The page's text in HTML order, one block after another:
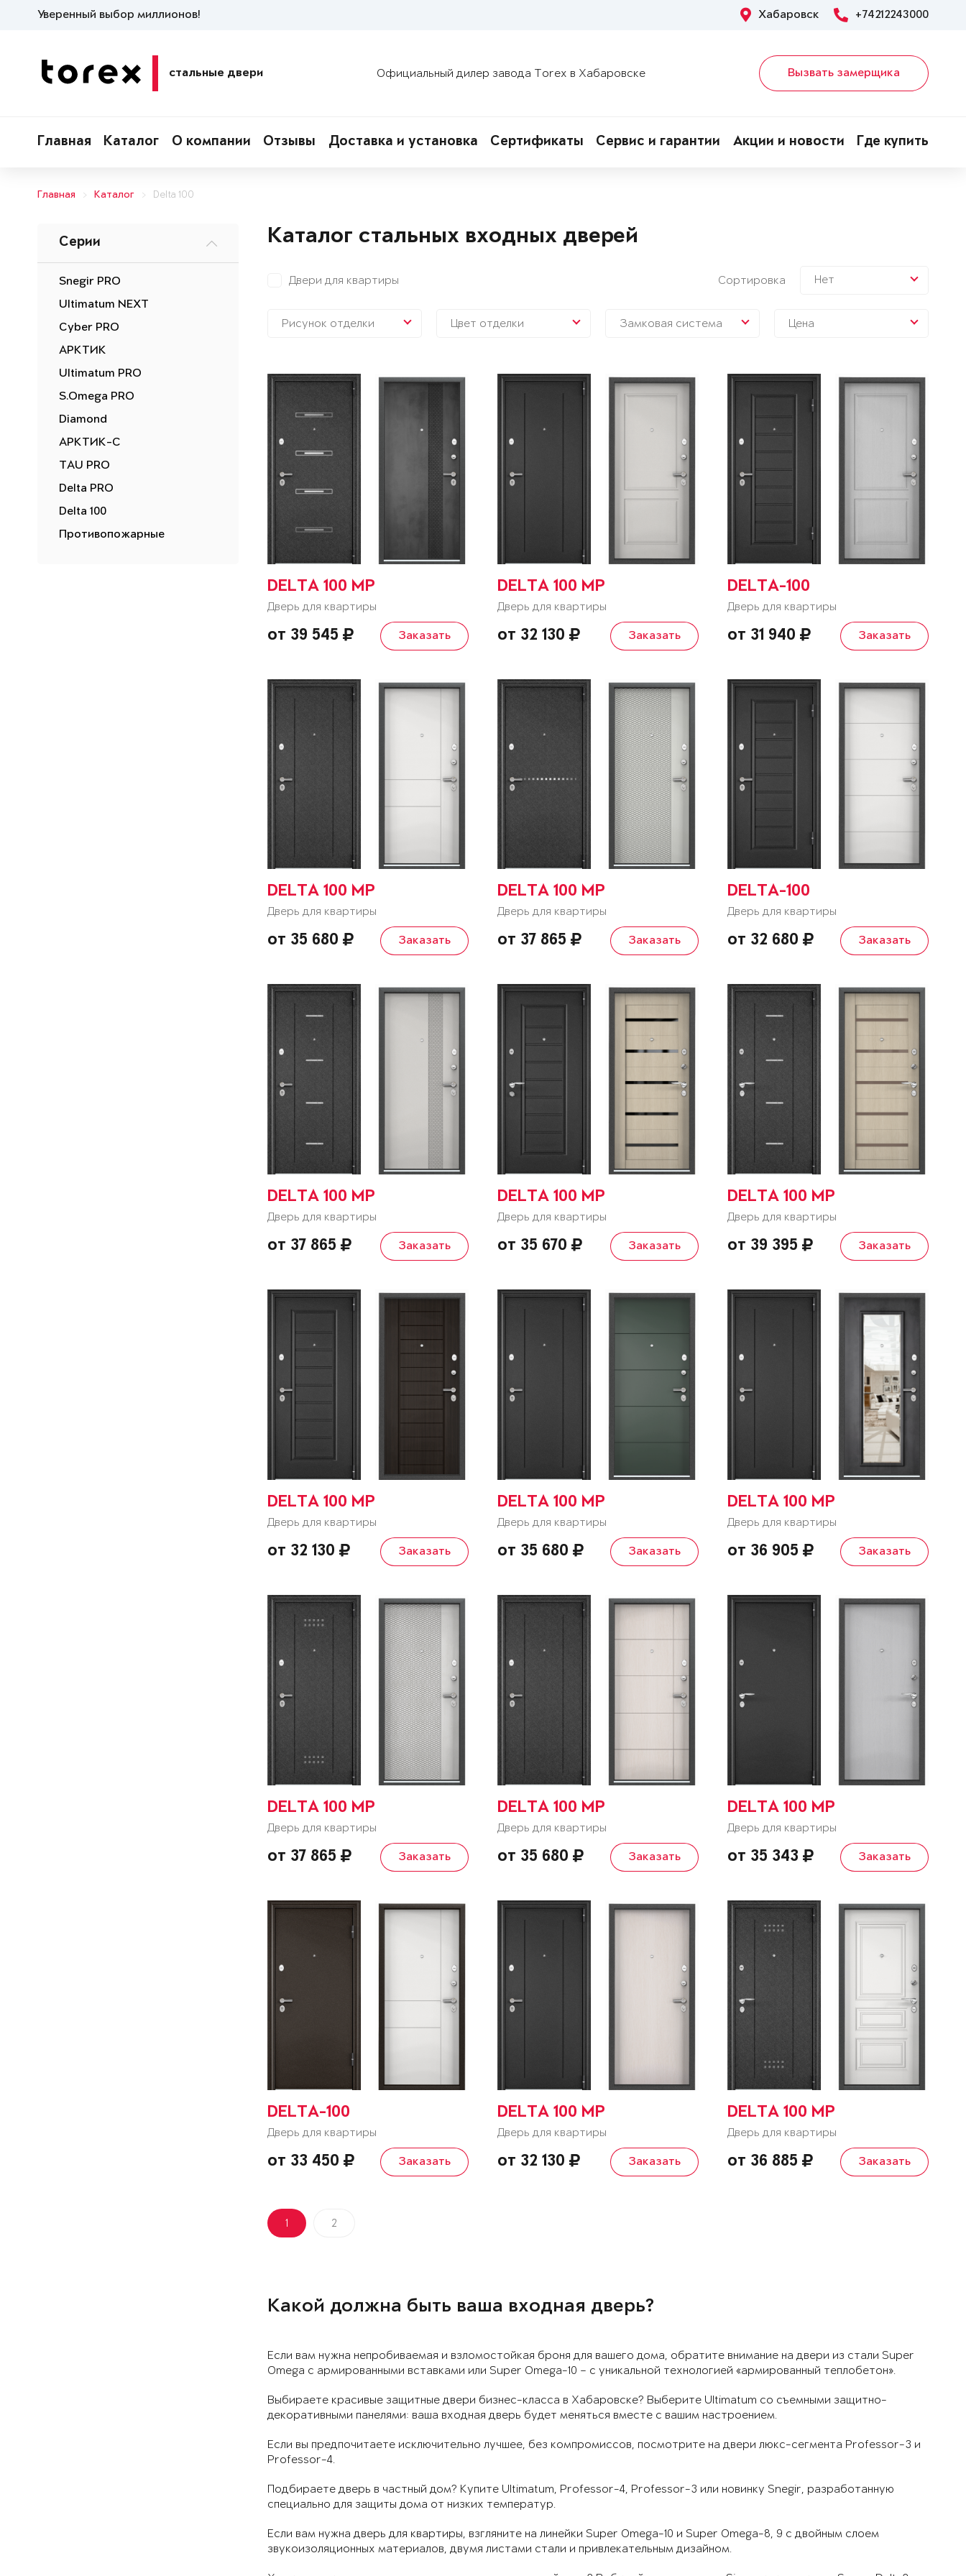
Уверенный выбор миллионов! Хабаровск +74212243000
стальные двери Официальный дилер завода Torex в Хабаровске Вызвать замерщика
Главная Каталог О компании Отзывы Доставка и установка Сертификаты Сервис и гарантии Акции и новости Где купить
Главная Каталог Delta 100
Серии
Snegir PRO
Ultimatum NEXT
Cyber PRO
АРКТИК
Ultimatum PRO
S.Omega PRO
Diamond
АРКТИК-С
TAU PRO
Delta PRO
Delta 100
Противопожарные
Каталог стальных входных дверей
Двери для квартиры Сортировка Нет
Рисунок отделки Цвет отделки Замковая система Цена
DELTA 100 MP
Дверь для квартиры
от 39 545 Заказать
DELTA 100 MP
Дверь для квартиры
от 32 130 Заказать
DELTA-100
Дверь для квартиры
от 31 940 Заказать
DELTA 100 MP
Дверь для квартиры
от 35 680 Заказать
DELTA 100 MP
Дверь для квартиры
от 37 865 Заказать
DELTA-100
Дверь для квартиры
от 32 680 Заказать
DELTA 100 MP
Дверь для квартиры
от 37 865 Заказать
DELTA 100 MP
Дверь для квартиры
от 35 670 Заказать
DELTA 100 MP
Дверь для квартиры
от 39 395 Заказать
DELTA 100 MP
Дверь для квартиры
от 32 130 Заказать
DELTA 100 MP
Дверь для квартиры
от 35 680 Заказать
DELTA 100 MP
Дверь для квартиры
от 36 905 Заказать
DELTA 100 MP
Дверь для квартиры
от 37 865 Заказать
DELTA 100 MP
Дверь для квартиры
от 35 680 Заказать
DELTA 100 MP
Дверь для квартиры
от 35 343 Заказать
DELTA-100
Дверь для квартиры
от 33 450 Заказать
DELTA 100 MP
Дверь для квартиры
от 32 130 Заказать
DELTA 100 MP
Дверь для квартиры
от 36 885 Заказать
1 2
Какой должна быть ваша входная дверь?
Если вам нужна непробиваемая и взломостойкая броня для вашего дома, обратите внимание на двери из стали Super
Omega с армированными вставками или Super Omega-10 – с уникальной технологией «армированный теплобетон».
Выбираете красивые защитные двери бизнес-класса в Хабаровске? Выберите Ultimatum со съемными защитно-
декоративными панелями: ваша входная дверь будет меняться вместе с вашим настроением.
Если вы предпочитаете исключительно лучшее, без компромиссов, посмотрите на двери люкс-сегмента Professor-3 и
Professor-4.
Подбираете дверь в частный дом? Купите Ultimatum, Professor-4, Professor-3 или новинку Snegir, разработанную
специально для защиты дома от низких температур.
Если вам нужна дверь для квартиры, взгляните на линейки Super Omega-10 и Super Omega-8, 9 с двойным слоем
звукоизоляционных материалов, двумя листами стали и привлекательным дизайном.